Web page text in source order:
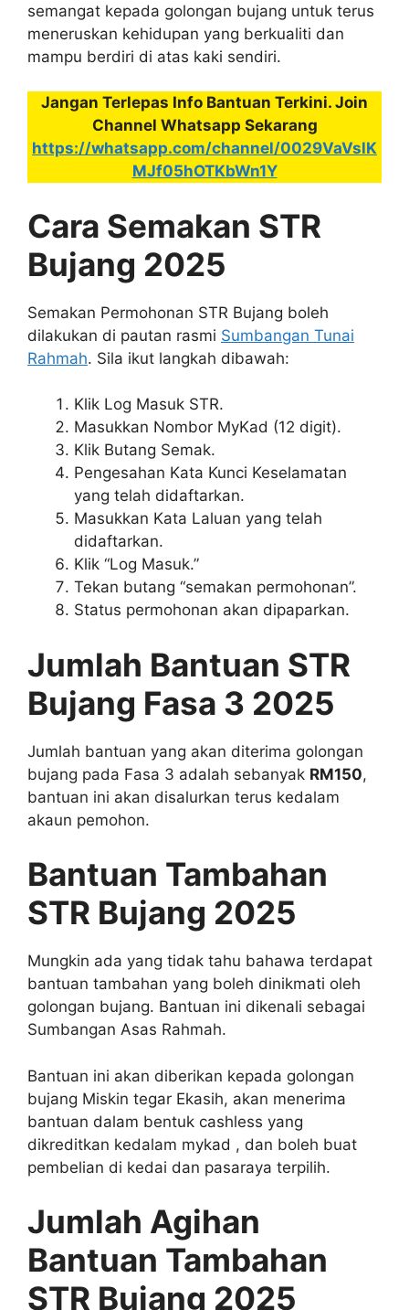
semangat kepada golongan bujang untuk terus
meneruskan kehidupan yang berkualiti dan
mampu berdiri di atas kaki sendiri.
Jangan Terlepas Info Bantuan Terkini. Join
Channel Whatsapp Sekarang
https://whatsapp.com/channel/0029VaVslK
MJf05hOTKbWn1Y
Cara Semakan STR
Bujang 2025
Semakan Permohonan STR Bujang boleh
dilakukan di pautan rasmi Sumbangan Tunai
Rahmah. Sila ikut langkah dibawah:
Klik Log Masuk STR.
Masukkan Nombor MyKad (12 digit).
Klik Butang Semak.
Pengesahan Kata Kunci Keselamatan
yang telah didaftarkan.
Masukkan Kata Laluan yang telah
didaftarkan.
Klik “Log Masuk.”
Tekan butang “semakan permohonan”.
Status permohonan akan dipaparkan.
Jumlah Bantuan STR
Bujang Fasa 3 2025
Jumlah bantuan yang akan diterima golongan
bujang pada Fasa 3 adalah sebanyak RM150,
bantuan ini akan disalurkan terus kedalam
akaun pemohon.
Bantuan Tambahan
STR Bujang 2025
Mungkin ada yang tidak tahu bahawa terdapat
bantuan tambahan yang boleh dinikmati oleh
golongan bujang. Bantuan ini dikenali sebagai
Sumbangan Asas Rahmah.
Bantuan ini akan diberikan kepada golongan
bujang Miskin tegar Ekasih, akan menerima
bantuan dalam bentuk cashless yang
dikreditkan kedalam mykad , dan boleh buat
pembelian di kedai dan pasaraya terpilih.
Jumlah Agihan
Bantuan Tambahan
STR Bujang 2025